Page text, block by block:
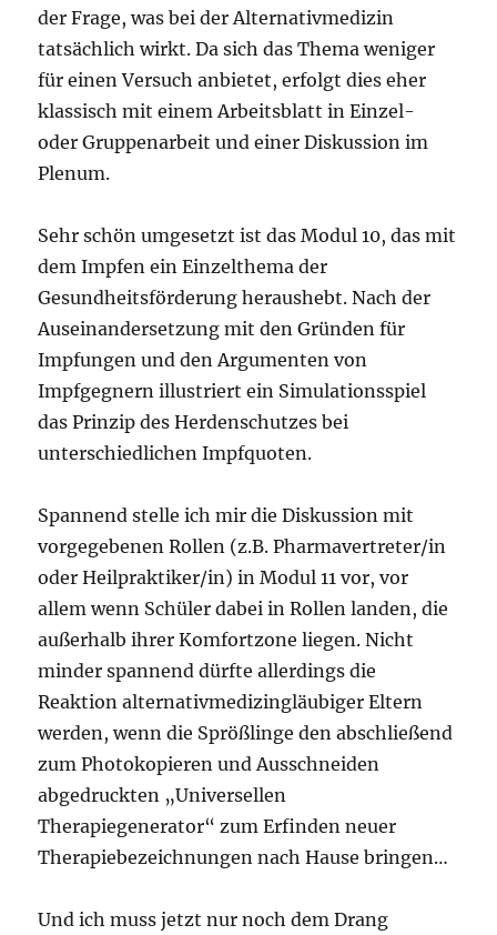
der Frage, was bei der Alternativmedizin
tatsächlich wirkt. Da sich das Thema weniger
für einen Versuch anbietet, erfolgt dies eher
klassisch mit einem Arbeitsblatt in Einzel-
oder Gruppenarbeit und einer Diskussion im
Plenum.
Sehr schön umgesetzt ist das Modul 10, das mit
dem Impfen ein Einzelthema der
Gesundheitsförderung heraushebt. Nach der
Auseinandersetzung mit den Gründen für
Impfungen und den Argumenten von
Impfgegnern illustriert ein Simulationsspiel
das Prinzip des Herdenschutzes bei
unterschiedlichen Impfquoten.
Spannend stelle ich mir die Diskussion mit
vorgegebenen Rollen (z.B. Pharmavertreter/in
oder Heilpraktiker/in) in Modul 11 vor, vor
allem wenn Schüler dabei in Rollen landen, die
außerhalb ihrer Komfortzone liegen. Nicht
minder spannend dürfte allerdings die
Reaktion alternativmedizingläubiger Eltern
werden, wenn die Sprößlinge den abschließend
zum Photokopieren und Ausschneiden
abgedruckten „Universellen
Therapiegenerator“ zum Erfinden neuer
Therapiebezeichnungen nach Hause bringen…
Und ich muss jetzt nur noch dem Drang